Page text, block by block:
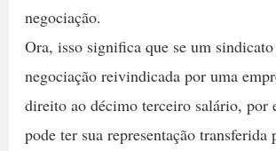
negociação.
Ora, isso significa que se um
negociação reivindicada por uma
direito ao décimo terceiro salário, por
pode ter sua representação transferida